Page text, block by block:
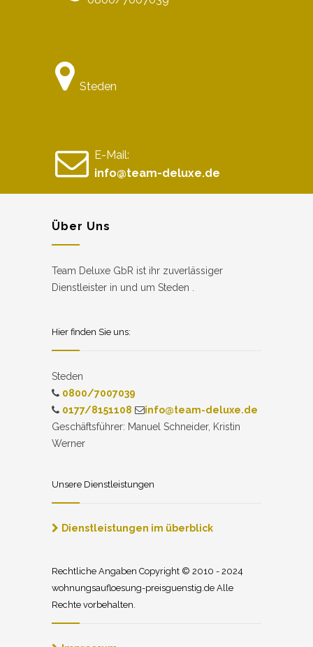
Steden
E-Mail:
info@team-deluxe.de
Über Uns
Team Deluxe GbR ist ihr zuverlässiger
Dienstleister in und um Steden .
Hier finden Sie uns:
Steden
0800/7007039
0177/8151108
info@team-deluxe.de
Geschäftsführer: Manuel Schneider, Kristin
Werner
Unsere Dienstleistungen
Dienstleistungen im überblick
Rechtliche Angaben Copyright © 2010 - 2024
wohnungsaufloesung-preisguenstig.de Alle
Rechte vorbehalten.